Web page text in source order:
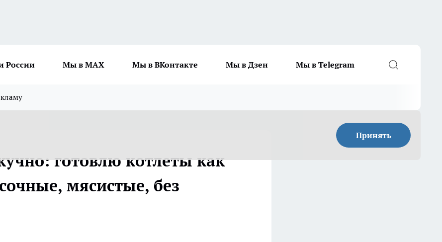
России Мы в MAX Мы в ВКонтакте Мы в Дзен Мы в Telegram
Принять
готовлю котлеты как
мясистые, без